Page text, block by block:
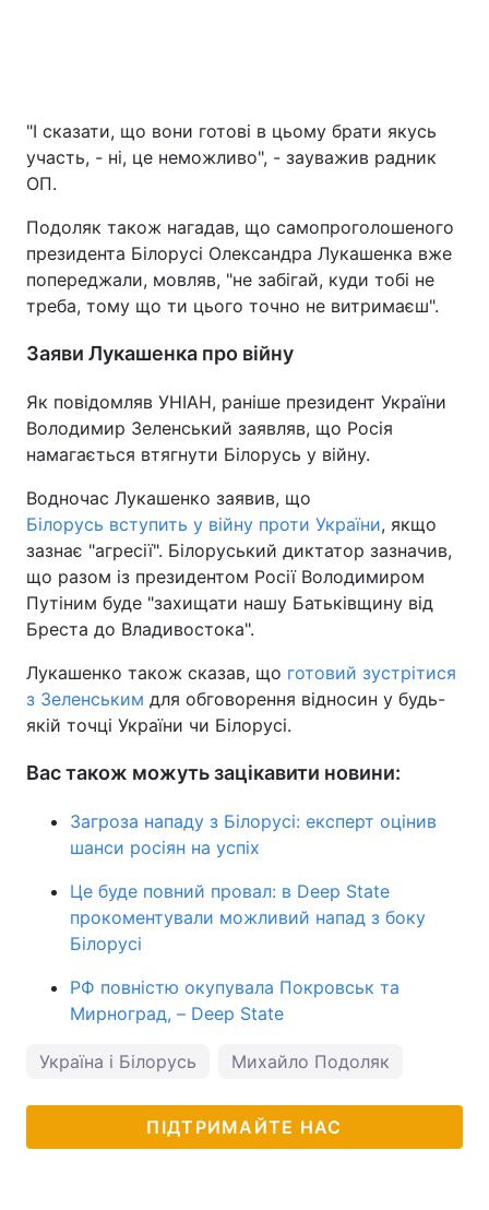
"І сказати, що вони готові в цьому брати якусь
участь, - ні, це неможливо", - зауважив радник
ОП.
Подоляк також нагадав, що самопроголошеного
президента Білорусі Олександра Лукашенка вже
попереджали, мовляв, "не забігай, куди тобі не
треба, тому що ти цього точно не витримаєш".
Заяви Лукашенка про війну
Як повідомляв УНІАН, раніше президент України
Володимир Зеленський заявляв, що Росія
намагається втягнути Білорусь у війну.
Водночас Лукашенко заявив, що
Білорусь вступить у війну проти України, якщо
зазнає "агресії". Білоруський диктатор зазначив,
що разом із президентом Росії Володимиром
Путіним буде "захищати нашу Батьківщину від
Бреста до Владивостока".
Лукашенко також сказав, що готовий зустрітися
з Зеленським для обговорення відносин у будь-
якій точці України чи Білорусі.
Вас також можуть зацікавити новини:
Загроза нападу з Білорусі: експерт оцінив
шанси росіян на успіх
Це буде повний провал: в Deep State
прокоментували можливий напад з боку
Білорусі
РФ повністю окупувала Покровськ та
Мирноград, – Deep State
Україна і Білорусь Михайло Подоляк
ПІДТРИМАЙТЕ НАС